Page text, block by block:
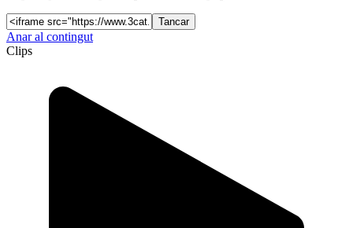
Tancar
Anar al contingut
Clips